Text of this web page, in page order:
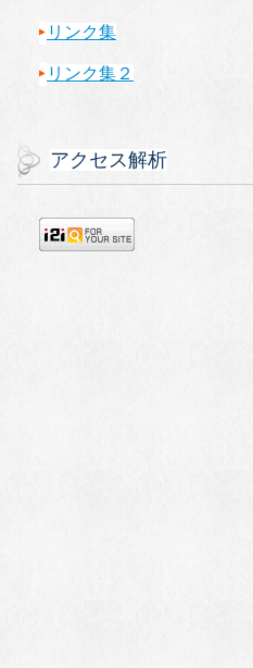
リンク集
リンク集２
アクセス解析